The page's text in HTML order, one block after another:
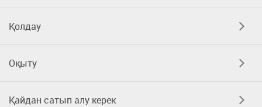
Қолдау
Оқыту
Қайдан сатып алу керек